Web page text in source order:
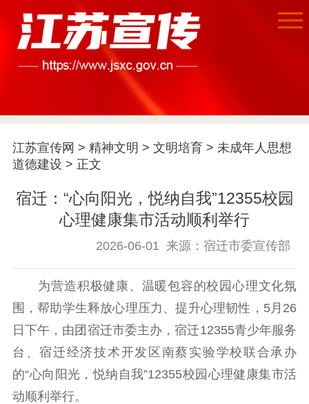
江苏要闻
公示公告
通知公告 信息公开制度
信息公开指南
信息公开年度报
告
政策法规
工作动态
江苏宣传网 > 精神文明 > 文明培育> 未成年人思想
道德建设 > 正文
宿迁：“心向阳光，悦纳自我”12355校园
心理健康集市活动顺利举行
2026-06-01 来源：宿迁市委宣传部
为营造积极健康、温暖包容的校园心理文化氛
围，帮助学生释放心理压力、提升心理韧性，5月26
日下午，由团宿迁市委主办，宿迁12355青少年服务
台、宿迁经济技术开发区南蔡实验学校联合承办
的“心向阳光，悦纳自我”12355校园心理健康集市活
动顺利举行。